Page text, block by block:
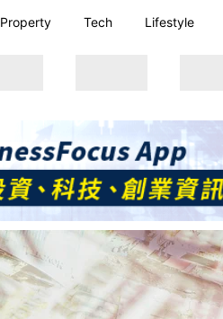
Property Tech Lifestyle